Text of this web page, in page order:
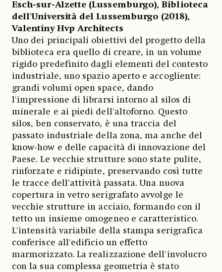
Esch-sur-Alzette (Lussemburgo), Biblioteca
dell'Università del Lussemburgo (2018),
Valentiny Hvp Architects
Uno dei principali obiettivi del progetto della
biblioteca era quello di creare, in un volume
rigido predefinito dagli elementi del contesto
industriale, uno spazio aperto e accogliente:
grandi volumi open space, dando
l'impressione di librarsi intorno al silos di
minerale e ai piedi dell'altoforno. Questo
silos, ben conservato, è una traccia del
passato industriale della zona, ma anche del
know-how e delle capacità di innovazione del
Paese. Le vecchie strutture sono state pulite,
rinforzate e ridipinte, preservando così tutte
le tracce dell'attività passata. Una nuova
copertura in vetro serigrafato avvolge le
vecchie strutture in acciaio, formando con il
tetto un insieme omogeneo e caratteristico.
L'intensità variabile della stampa serigrafica
conferisce all'edificio un effetto
marmorizzato. La realizzazione dell'involucro
con la sua complessa geometria è stato